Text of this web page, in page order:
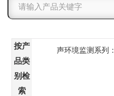
按产
品类
别检
索
声环境监测系列：